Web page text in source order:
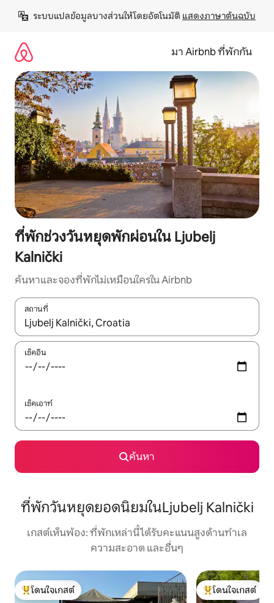
เนื้อหา
ระบบแปลข้อมูลบางส่วนให้โดยอัตโนมัติ แสดงภาษาต้นฉบับ
มา Airbnb ที่พักกัน
ที่พักช่วงวันหยุดพักผ่อนใน Ljubelj
Kalnički
ค้นหาและจองที่พักไม่เหมือนใครใน Airbnb
สถานที่
ใช้ลูกศรขึ้นลง หรือใช้การสัมผัสหรือปัด เพื่อสำรวจผลการค้นหา
เช็คอิน
เช็คเอาท์
ค้นหา
ที่พักวันหยุดยอดนิยมในLjubelj Kalnički
เกสต์เห็นพ้อง: ที่พักเหล่านี้ได้รับคะแนนสูงด้านทำเล
ความสะอาด และอื่นๆ
โดนใจเกสต์ที่สุด
โดนใจเกสต์
โดนใจเกสต์ที่สุด
โดนใจเกสต์